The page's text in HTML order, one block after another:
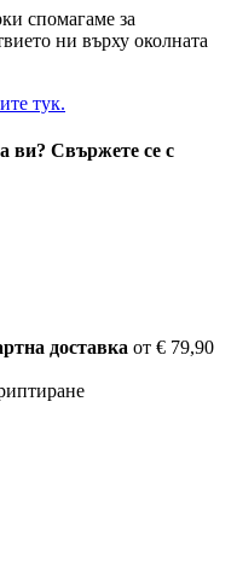
спомагаме за
ни върху околната
тук.
ви? Свържете се с
доставка от € 79,90